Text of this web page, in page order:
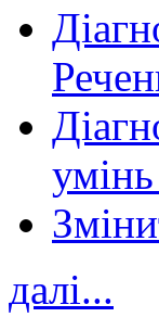
далі...